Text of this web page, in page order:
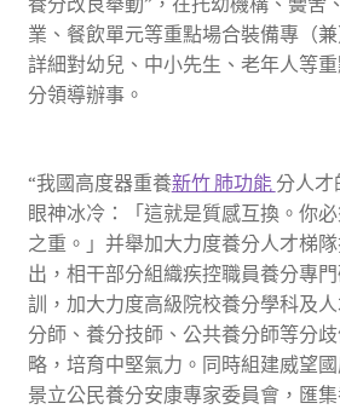
業、餐飲單元等重點場合裝備專（
詳細對幼兒、中小先生、老年人等
分領導辦事。
“我國高度器重養新竹 肺功能 分人才
眼神冰冷：「這就是質感互換。你
之重。」并舉加大力度養分人才梯
出，相干部分組織疾控職員養分專
訓，加大力度高級院校養分學科及
分師、養分技師、公共養分師等分
略，培育中堅氣力。同時組建威望
景立公民養分安康專家委員會，匯